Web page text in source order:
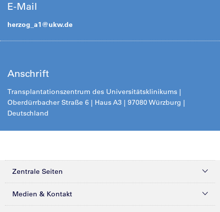
E-Mail
herzog_a1@ukw.de
Anschrift
Transplantationszentrum des Universitätsklinikums |
Oberdürrbacher Straße 6 | Haus A3 | 97080 Würzburg |
Deutschland
Zentrale Seiten
Kliniken & Zentren
Medien & Kontakt